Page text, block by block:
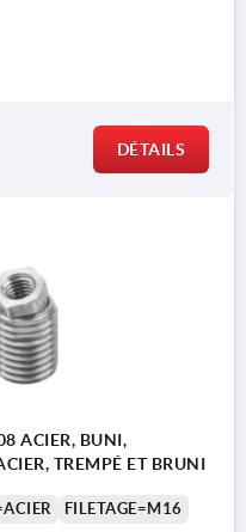
DÉTAILS
ACIER, BUNI,
TREMPÉ ET BRUNI
FILETAGE=M16